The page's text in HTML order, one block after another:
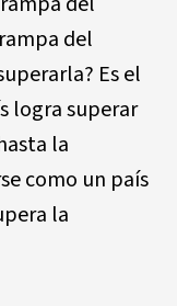
del
Es el
logra superar
la
como un país
la